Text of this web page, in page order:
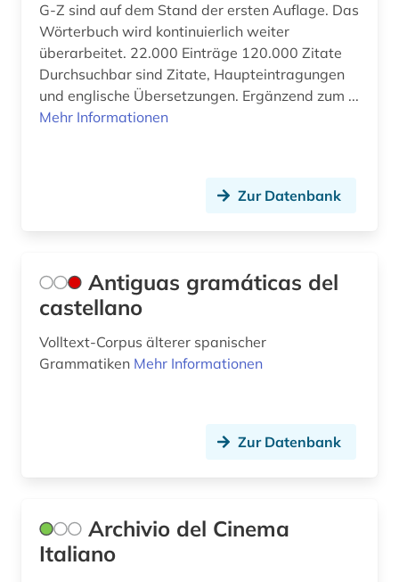
gedenktag (1)
geisteswissenschaften (27)
gelehrtenkorrespondenz (1)
geschichte &lt;1475-1700&gt; (1)
geschichte 1300-1600 (3)
geschichte 1495-1992 (1)
G-Z sind auf dem Stand der ersten Auflage. Das
Wörterbuch wird kontinuierlich weiter
überarbeitet. 22.000 Einträge 120.000 Zitate
Durchsuchbar sind Zitate, Haupteintragungen
und englische Übersetzungen. Ergänzend zum ...
Mehr Informationen
Zur Datenbank
Antiguas gramáticas del
castellano
Volltext-Corpus älterer spanischer
Grammatiken Mehr Informationen
Zur Datenbank
Archivio del Cinema
Italiano